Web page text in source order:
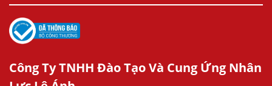
Công Ty TNHH Đào Tạo Và Cung Ứng Nhân